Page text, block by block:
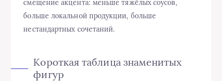
смещение акцента: меньше тяжёлых соусов,
больше локальной продукции, больше
нестандартных сочетаний.
Короткая таблица знаменитых
фигур